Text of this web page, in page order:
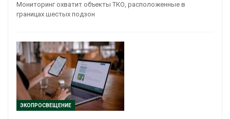
Мониторинг охватит объекты ТКО, расположенные в
границах шестых подзон
ЭКОПРОСВЕЩЕНИЕ